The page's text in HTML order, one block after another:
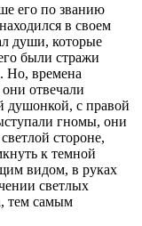
его по званию
в своем
души, которые
были стражи
Но, времена
отвечали
душонкой, с правой
гномы, они
стороне,
к темной
видом, в руках
светлых
тем самым